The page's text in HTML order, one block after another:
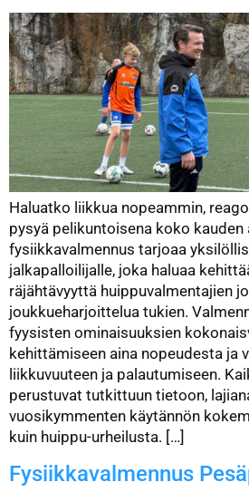
Haluatko liikkua nopeammin,
pysyä pelikuntoisena koko kauden
fysiikkavalmennus tarjoaa
jalkapalloilijalle, joka haluaa
räjähtävyyttä huippuvalmentajien
joukkueharjoittelua tukien.
fyysisten ominaisuuksien
kehittämiseen aina nopeudesta ja
liikkuvuuteen ja palautumiseen.
perustuvat tutkittuun tietoon,
vuosikymmenten käytännön
kuin huippu-urheilusta. […]
Fysiikkavalmennus